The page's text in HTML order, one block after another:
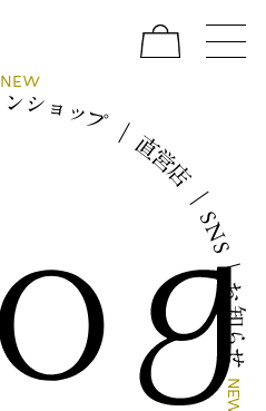
NEW
ンショ ップ ｜直営
店
｜
S
N
S
｜
N
E
W
お
知
ら
せ